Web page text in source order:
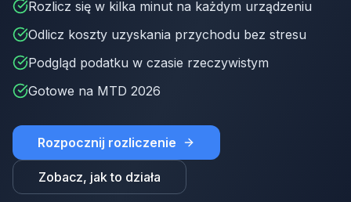
Rozlicz się w kilka minut na każdym urządzeniu
Odlicz koszty uzyskania przychodu bez stresu
Podgląd podatku w czasie rzeczywistym
Gotowe na MTD 2026
Rozpocznij rozliczenie
Zobacz, jak to działa